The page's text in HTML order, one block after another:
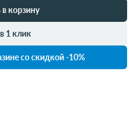
корзину
1 клик
со скидкой -10%